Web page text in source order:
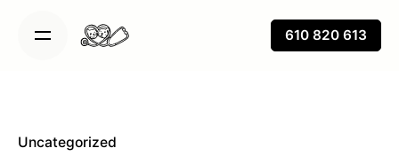
610 820 613
Uncategorized